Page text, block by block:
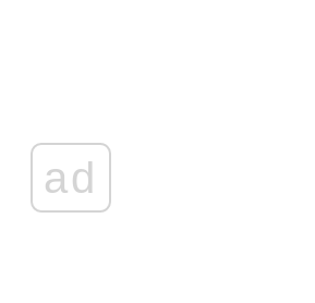
ad